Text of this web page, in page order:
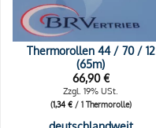
Thermorollen 44 / 70 / 12
(65m)
66,90€
Zzgl. 19% USt.
(1,34 €/ 1 Thermorolle)